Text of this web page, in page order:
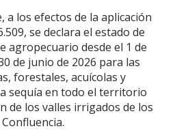
a los efectos de la aplicación
se declara el estado de
agropecuario desde el 1 de
de junio de 2026 para las
forestales, acuícolas y
sequía en todo el territorio
de los valles irrigados de los